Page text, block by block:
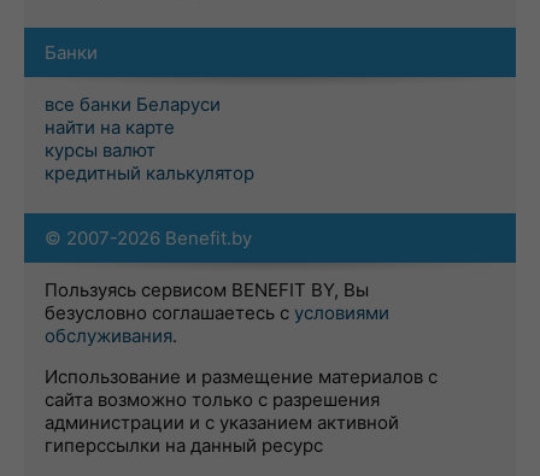
Банки
все банки Беларуси
найти на карте
курсы валют
кредитный калькулятор
© 2007-2026 Benefit.by
Пользуясь сервисом BENEFIT BY, Вы
безусловно соглашаетесь с условиями
обслуживания.
Использование и размещение материалов с
сайта возможно только с разрешения
администрации и с указанием активной
гиперссылки на данный ресурс